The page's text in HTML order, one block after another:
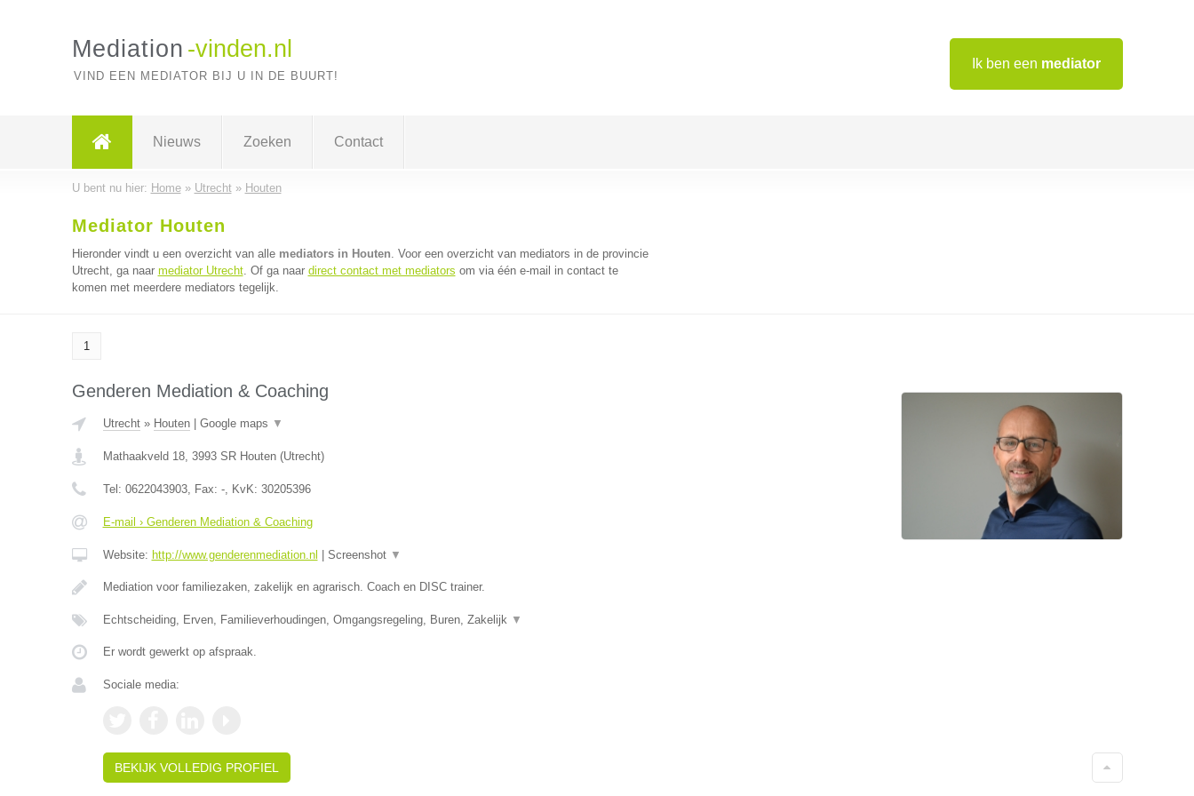
Ik ben een mediator
Mediation -vinden.nl
VIND EEN MEDIATOR BIJ U IN DE BUURT!
Nieuws Zoeken Contact
U bent nu hier: Home» Utrecht» Houten
Mediator Houten
Hieronder vindt u een overzicht van alle mediators in Houten. Voor een overzicht van mediators in de provincie
Utrecht, ga naar mediator Utrecht. Of ga naar direct contact met mediators om via één e-mail in contact te
komen met meerdere mediators tegelijk.
1
Genderen Mediation & Coaching
Utrecht» Houten| Google maps ▼
Mathaakveld 18, 3993 SR Houten(Utrecht)
Tel: 0622043903, Fax: -, KvK: 30205396
E-mail › Genderen Mediation & Coaching
Website: http://www.genderenmediation.nl Screenshot ▼
Mediation voor familiezaken, zakelijk en agrarisch. Coach en DISC trainer.
Echtscheiding, Erven, Familieverhoudingen, Omgangsregeling, Buren, Zakelijk ▼
Er wordt gewerkt op afspraak.
Sociale media:
BEKIJK VOLLEDIG PROFIEL